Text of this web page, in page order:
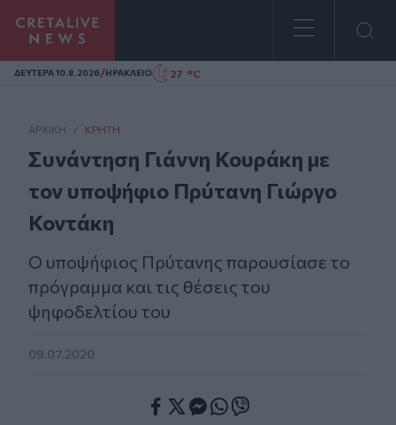
Homepage
ΔΕΥΤΕΡΑ 10.8.2026/ΗΡΑΚΛΕΙΟ 27 °C
ΑΡΧΙΚΗ / ΚΡΉΤΗ
Συνάντηση Γιάννη Κουράκη με
τον υποψήφιο Πρύτανη Γιώργο
Κοντάκη
Ο υποψήφιος Πρύτανης παρουσίασε το
πρόγραμμα και τις θέσεις του
ψηφοδελτίου του
09.07.2020